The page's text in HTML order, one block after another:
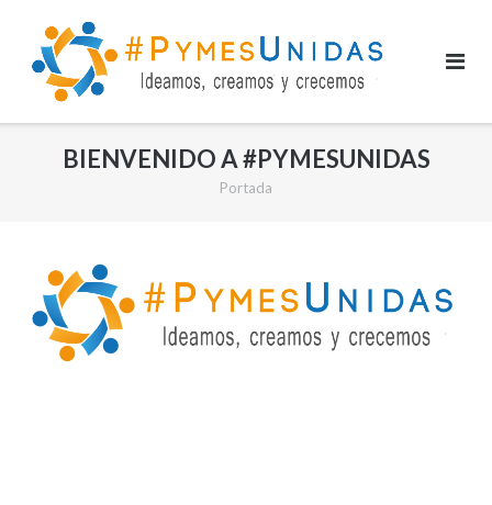
contenido
BIENVENIDO A #PYMESUNIDAS
Portada